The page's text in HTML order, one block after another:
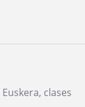
clases